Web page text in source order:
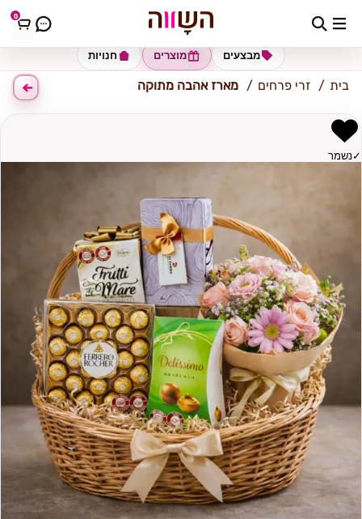
0 כתובת למשלוח הזינו כתובת
חנויות מוצרים מבצעים
בית זרי פרחים מארז אהבה מתוקה
✓ נשמר